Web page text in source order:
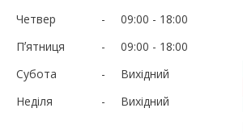
Четвер
09:00
18:00
Пʼятниця
09:00
18:00
Субота
Вихідний
Неділя
Вихідний